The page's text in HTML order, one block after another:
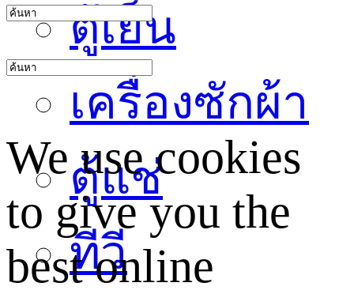
ตู้เย็น
เครื่องซักผ้า
ตู้แช่
ทีวี
We use cookies
to give you the
best online